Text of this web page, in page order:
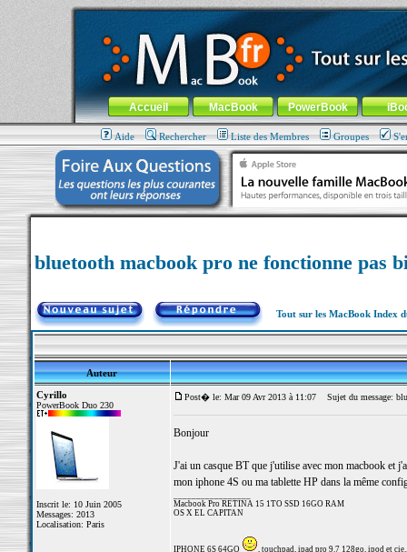
MacBook-fr.com : 100% Apple... 100% nomade !
Aller au contenu-Aller au menu général-Aller au menu de
Menu général
Accueil MacBook PowerBook
Aide Rechercher Liste des Membres Groupes
bluetooth macbook pro ne fonctionne pas
Tout sur les MacBook Index
Auteur
Cyrillo
PowerBook Duo 230
Inscrit le: 10 Juin 2005
Messages: 2013
Localisation: Paris
Post� le: Mar 09 Avr 2013 à 11:07 Sujet du message:
Bonjour
J'ai un casque BT que j'utilise avec mon macbook et
mon iphone 4S ou ma tablette HP dans la même
Macbook Pro RETINA 15 1TO SSD 16GO RAM
OS X EL CAPITAN
IPHONE 6S 64GO , touchpad, ipad pro 9.7 128go, ipod et